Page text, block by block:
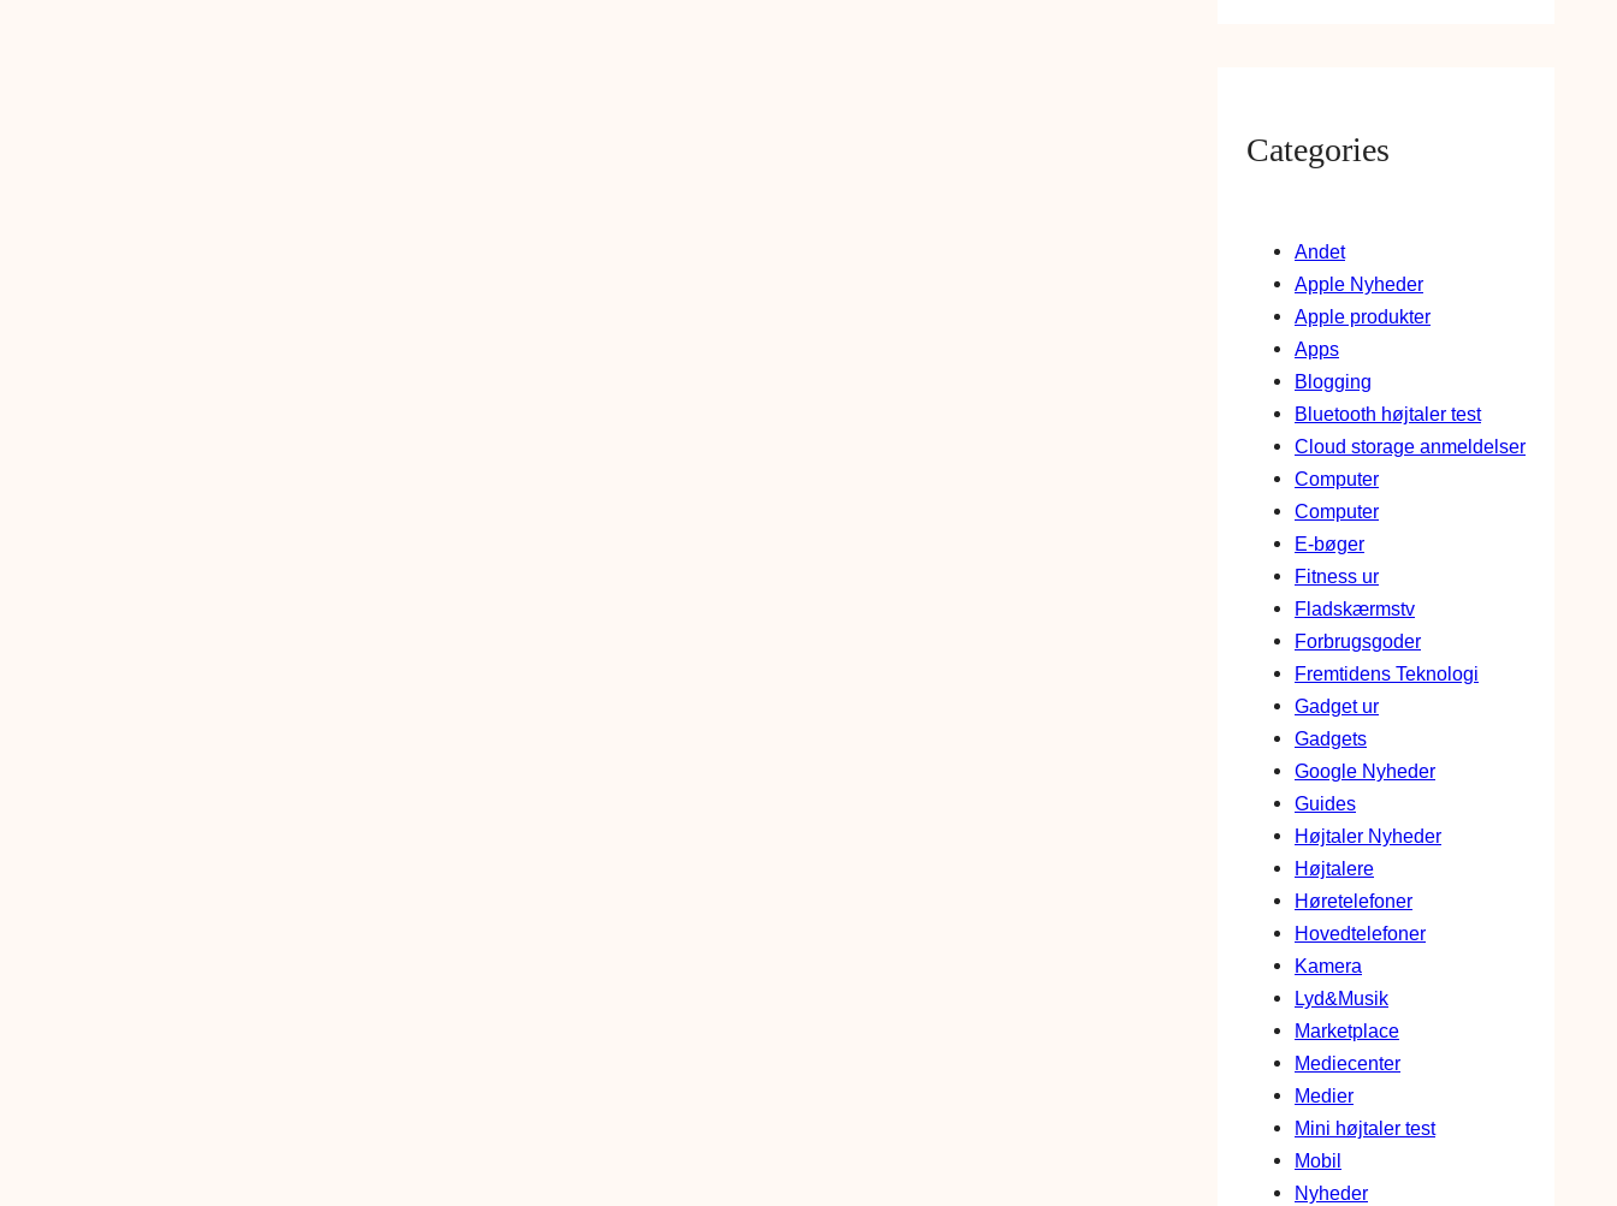
Categories
Andet
Apple Nyheder
Apple produkter
Apps
Blogging
Bluetooth højtaler test
Cloud storage anmeldelser
Computer
Computer
E-bøger
Fitness ur
Fladskærmstv
Forbrugsgoder
Fremtidens Teknologi
Gadget ur
Gadgets
Google Nyheder
Guides
Højtaler Nyheder
Højtalere
Høretelefoner
Hovedtelefoner
Kamera
Lyd&Musik
Marketplace
Mediecenter
Medier
Mini højtaler test
Mobil
Nyheder